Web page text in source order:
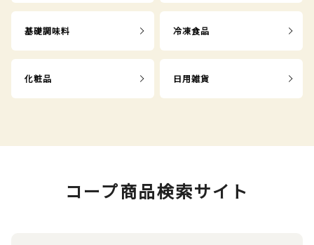
基礎調味料 冷凍食品
化粧品 日用雑貨
コープ商品検索サイト